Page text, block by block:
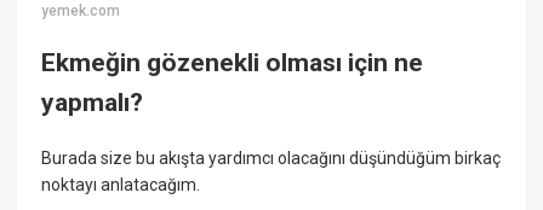
yemek.com
Ekmeğin gözenekli olması için ne
yapmalı?
Burada size bu akışta yardımcı olacağını düşündüğüm birkaç
noktayı anlatacağım.